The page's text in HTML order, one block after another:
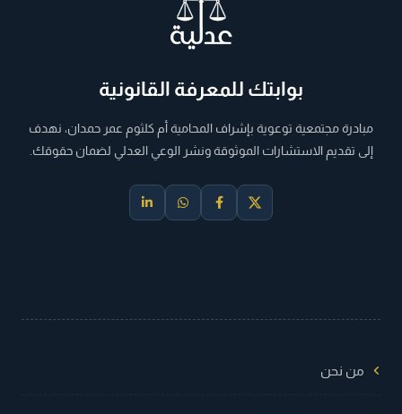
بوابتك للمعرفة القانونية
مبادرة مجتمعية توعوية بإشراف المحامية أم كلثوم عمر حمدان، نهدف
إلى تقديم الاستشارات الموثوقة ونشر الوعي العدلي لضمان حقوقك.
من نحن